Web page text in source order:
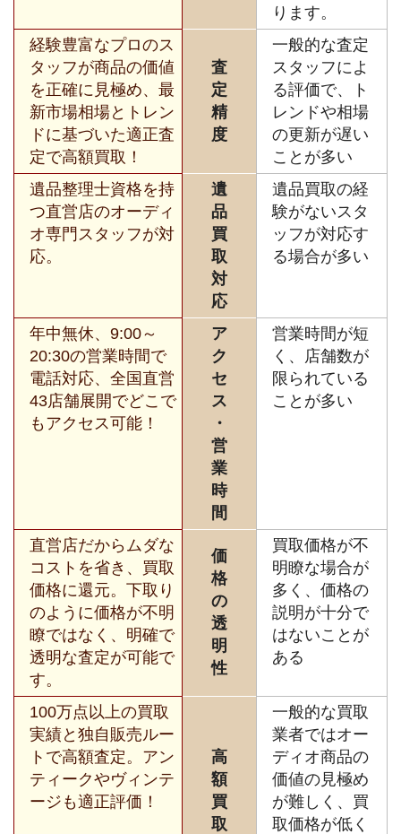
ります。
経験豊富なプロのス
タッフが商品の価値
を正確に見極め、最
新市場相場とトレン
ドに基づいた適正査
定で高額買取！
査
定
精
度
一般的な査定
スタッフによ
る評価で、ト
レンドや相場
の更新が遅い
ことが多い
遺品整理士資格を持
つ直営店のオーディ
オ専門スタッフが対
応。
遺
品
買
取
対
応
遺品買取の経
験がないスタ
ッフが対応す
る場合が多い
年中無休、9:00～
20:30の営業時間で
電話対応、全国直営
43店舗展開でどこで
もアクセス可能！
ア
ク
セ
ス
・
営
業
時
間
営業時間が短
く、店舗数が
限られている
ことが多い
直営店だからムダな
コストを省き、買取
価格に還元。下取り
のように価格が不明
瞭ではなく、明確で
透明な査定が可能で
す。
価
格
の
透
明
性
買取価格が不
明瞭な場合が
多く、価格の
説明が十分で
はないことが
ある
100万点以上の買取
実績と独自販売ルー
トで高額査定。アン
ティークやヴィンテ
ージも適正評価！
高
額
買
取
一般的な買取
業者ではオー
ディオ商品の
価値の見極め
が難しく、買
取価格が低く